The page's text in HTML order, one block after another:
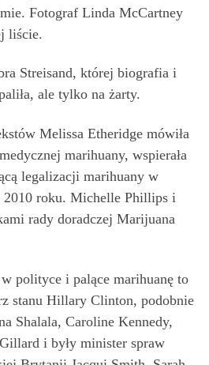
Fotograf Linda McCartney
liście.
Streisand, której biografia i
ale tylko na żarty.
Melissa Etheridge mówiła
marihuany, wspierała
legalizacji marihuany w
roku. Michelle Phillips i
rady doradczej Marijuana
polityce i palące marihuanę to
stanu Hillary Clinton, podobnie
Shalala, Caroline Kennedy,
i były minister spraw